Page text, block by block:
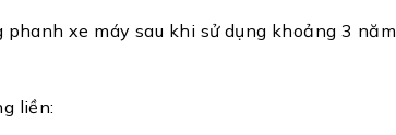
xe máy sau khi sử dụng khoảng 3 năm
liền: